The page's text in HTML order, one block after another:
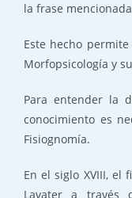
la frase
Este hecho
Morfopsicología y
Para entender la
conocimiento es
Fisiognomía.
En el siglo XVIII, el
Lavater a través